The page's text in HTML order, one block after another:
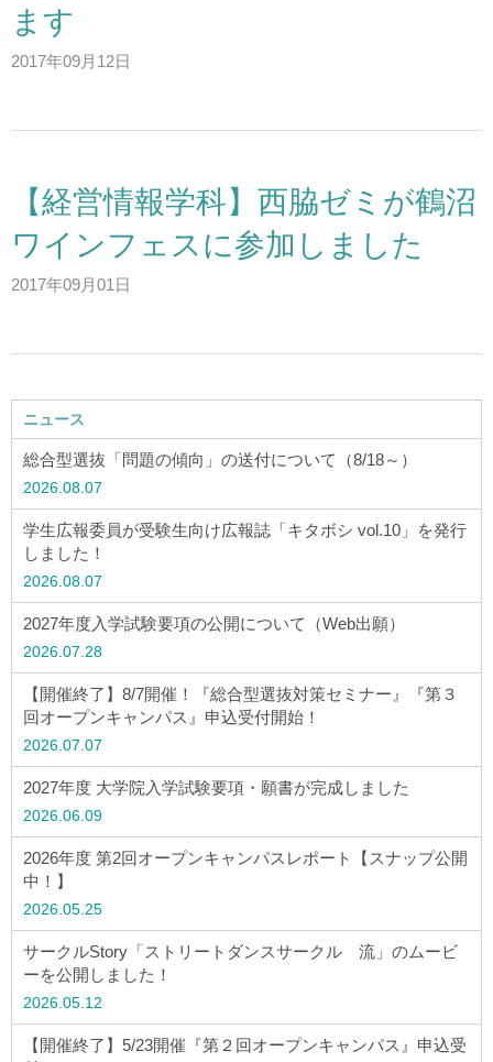
All rights reserved.
ます
2017年09月12日
【経営情報学科】西脇ゼミが鶴沼
ワインフェスに参加しました
2017年09月01日
ニュース
総合型選抜「問題の傾向」の送付について（8/18～）
2026.08.07
学生広報委員が受験生向け広報誌「キタボシ vol.10」を発行
しました！
2026.08.07
2027年度入学試験要項の公開について（Web出願）
2026.07.28
【開催終了】8/7開催！『総合型選抜対策セミナー』『第３
回オープンキャンパス』申込受付開始！
2026.07.07
2027年度 大学院入学試験要項・願書が完成しました
2026.06.09
2026年度 第2回オープンキャンパスレポート【スナップ公開
中！】
2026.05.25
サークルStory「ストリートダンスサークル 流」のムービ
ーを公開しました！
2026.05.12
【開催終了】5/23開催『第２回オープンキャンパス』申込受